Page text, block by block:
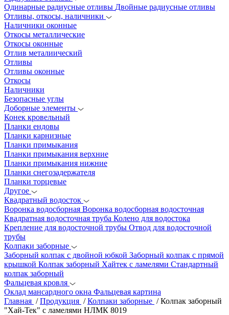
Одинарные радиусные отливы Двойные радиусные отливы
Отливы, откосы, наличники
Наличники оконные
Откосы металлические
Откосы оконные
Отлив металиический
Отливы
Отливы оконные
Откосы
Наличники
Безопасные углы
Доборные элементы
Конек кровельный
Планки ендовы
Планки карнизные
Планки примыкания
Планки примыкания верхние
Планки примыкания нижние
Планки снегозадержателя
Планки торцевые
Другое
Квадратный водосток
Воронка водосборная Воронка водосборная водосточная
Квадратная водосточная труба Колено для водостока
Крепление для водосточной трубы Отвод для водосточной
трубы
Колпаки заборные
Заборный колпак с двойной юбкой Заборный колпак с прямой
крышкой Колпак заборный Хайтек с ламелями Стандартный
колпак заборный
Фальцевая кровля
Оклад мансардного окна Фальцевая картина
Главная /Продукция /Колпаки заборные /Колпак заборный
"Хай-Тек" с ламелями НЛМК 8019